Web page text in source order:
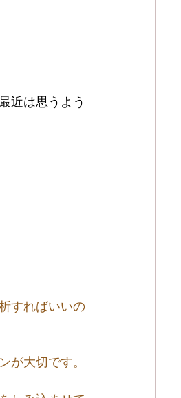
近は思うよう
すればいいの
が大切です。